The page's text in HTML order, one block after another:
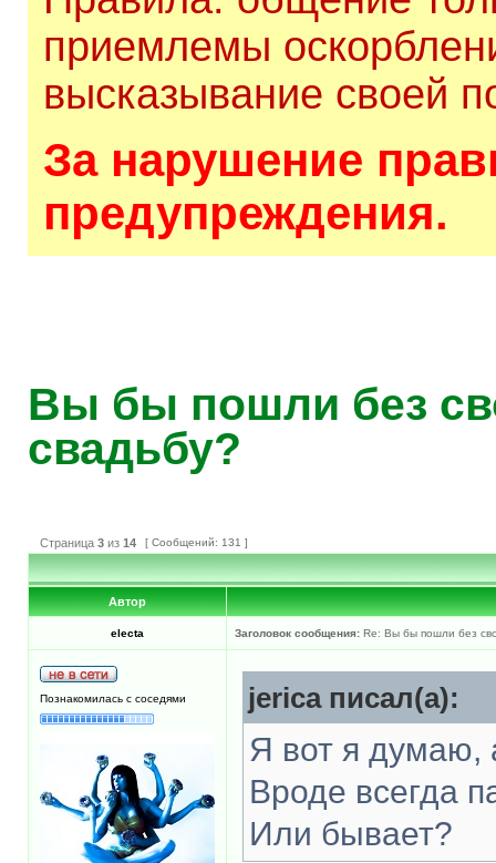
приемлемы
высказывание своей
За нарушение
предупреждения.
Вы бы пошли без
свадьбу?
Страница 3 из 14 [ Сообщений: 131 ]
Автор
electa Заголовок сообщения: Re: Вы бы пошли без
Познакомилась с соседями jerica писал(а):
Я вот я думаю,
Вроде всегда
Или бывает?